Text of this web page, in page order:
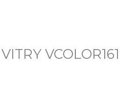
VCOLOR161